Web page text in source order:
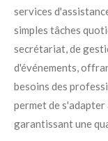
services
simples tâches
secrétariat, de
d'événements,
besoins des
permet de
garantissant une